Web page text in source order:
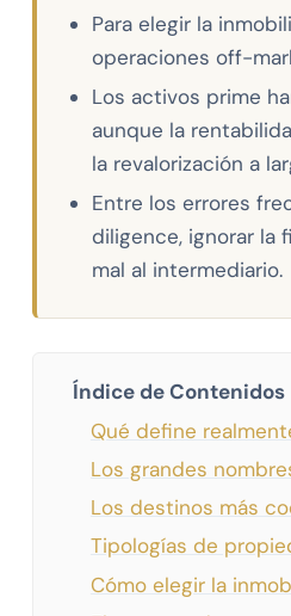
Para elegir la
operaciones off-
Los activos prime
aunque la
la revalorización a
Entre los errores
diligence, ignorar la
mal al intermediario.
Índice de Contenidos
Qué define
Los grandes
Los destinos más
Tipologías de
Cómo elegir la